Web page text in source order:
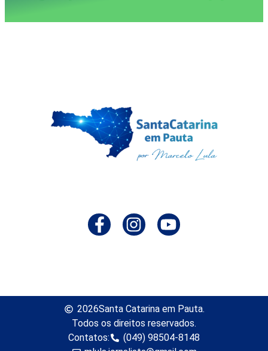
2026Santa Catarina em Pauta.
Todos os direitos reservados.
Contatos:
(049) 98504-8148